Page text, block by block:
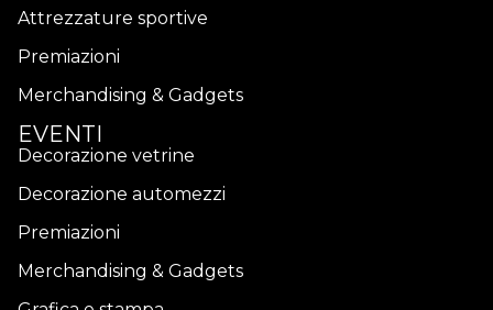
Attrezzature sportive
Premiazioni
Merchandising & Gadgets
EVENTI
Decorazione vetrine
Decorazione automezzi
Premiazioni
Merchandising & Gadgets